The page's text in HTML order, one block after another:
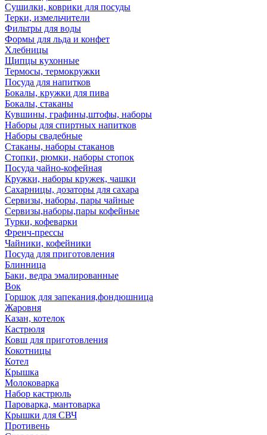
Сушилки, коврики для посуды
Терки, измельчители
Фильтры для воды
Формы для льда и конфет
Хлебницы
Щипцы кухонные
Термосы, термокружки
Посуда для напитков
Бокалы, кружки для пива
Бокалы, стаканы
Кувшины, графины,штофы, наборы
Наборы для спиртных напитков
Наборы свадебные
Стаканы, наборы стаканов
Стопки, рюмки, наборы стопок
Посуда чайно-кофейная
Кружки, наборы кружек, чашки
Сахарницы, дозаторы для сахара
Сервизы, наборы, пары чайные
Сервизы,наборы,пары кофейные
Турки, кофеварки
Френч-прессы
Чайники, кофейники
Посуда для приготовления
Блинница
Баки, ведра эмалированные
Вок
Горшок для запекания,фондюшница
Жаровня
Казан, котелок
Кастрюля
Ковш для приготовления
Кокотницы
Котел
Крышка
Молоковарка
Набор кастрюль
Пароварка, мантоварка
Крышки для СВЧ
Противень